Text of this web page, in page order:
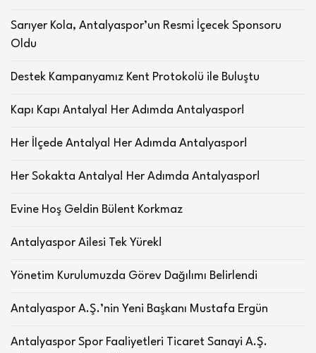
Sarıyer Kola, Antalyaspor’un Resmi İçecek Sponsoru
Oldu
Destek Kampanyamız Kent Protokolü ile Buluştu
Kapı Kapı Antalya! Her Adımda Antalyaspor!
Her İlçede Antalya! Her Adımda Antalyaspor!
Her Sokakta Antalya! Her Adımda Antalyaspor!
Evine Hoş Geldin Bülent Korkmaz
Antalyaspor Ailesi Tek Yürek!
Yönetim Kurulumuzda Görev Dağılımı Belirlendi
Antalyaspor A.Ş.’nin Yeni Başkanı Mustafa Ergün
Antalyaspor Spor Faaliyetleri Ticaret Sanayi A.Ş.